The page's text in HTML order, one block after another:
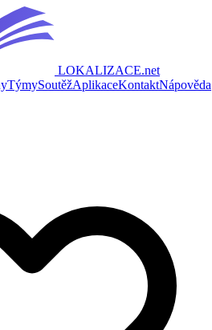
LOKALIZACE.net
TýmySoutěžAplikaceKontaktNápověda